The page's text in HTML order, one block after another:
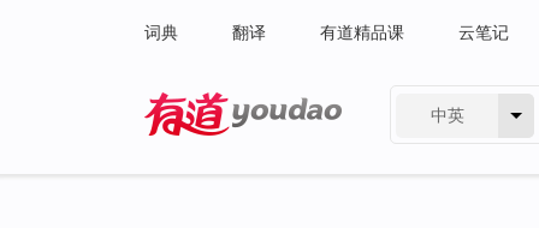
词典 翻译 有道精品课 云笔记
中英